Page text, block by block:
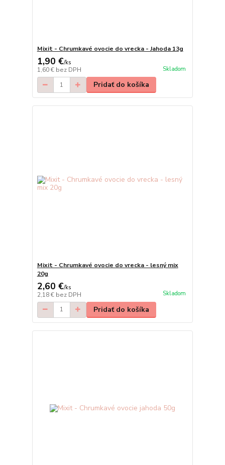
Mixit - Chrumkavé ovocie do vrecka - Jahoda 13g
1,90 €/ks
1,60 € bez DPH Skladom
Pridať do košíka
Mixit - Chrumkavé ovocie do vrecka - lesný mix
20g
2,60 €/ks
2,18 € bez DPH Skladom
Pridať do košíka